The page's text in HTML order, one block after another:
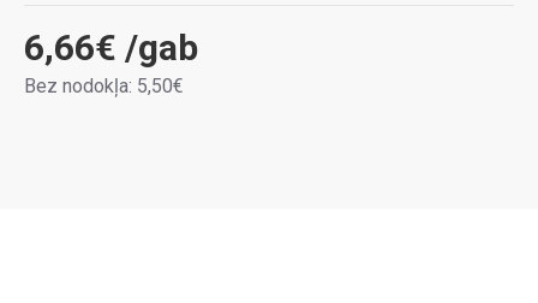
6,66€ /gab
Bez nodokļa: 5,50€